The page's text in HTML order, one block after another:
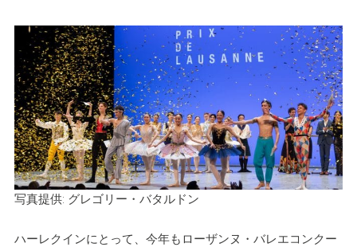
写真提供: グレゴリー・バタルドン
ハーレクインにとって、今年もローザンヌ・バレエコンクー